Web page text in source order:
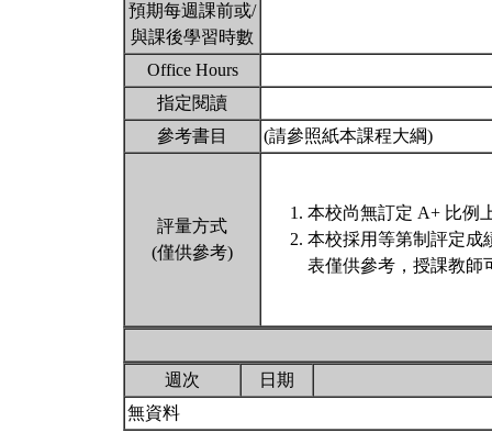
預期每週課前或/
與課後學習時數
Office Hours
指定閱讀
參考書目
(請參照紙本課程大綱)
評量方式
(僅供參考)
本校尚無訂定 A+ 比例
本校採用等第制評定成
表僅供參考，授課教師
週次
日期
無資料